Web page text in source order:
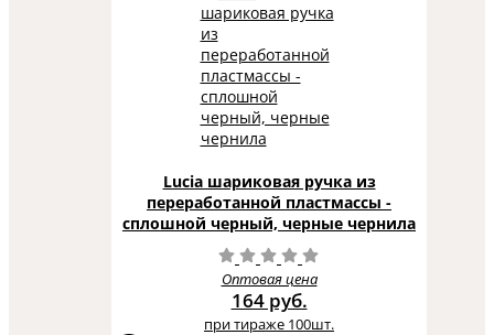
Lucia шариковая ручка из
переработанной пластмассы -
сплошной черный, черные чернила
Оптовая цена
164 руб.
при тираже 100шт.